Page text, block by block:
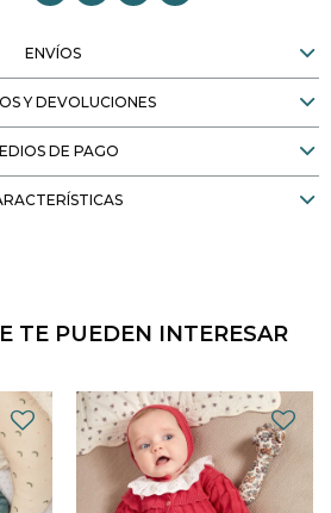
ENVÍOS
Y DEVOLUCIONES
DE PAGO
TE PUEDEN INTERESAR